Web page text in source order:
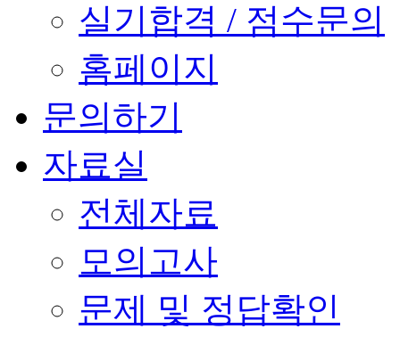
실기합격 / 점수문의
홈페이지
문의하기
자료실
전체자료
모의고사
문제 및 정답확인